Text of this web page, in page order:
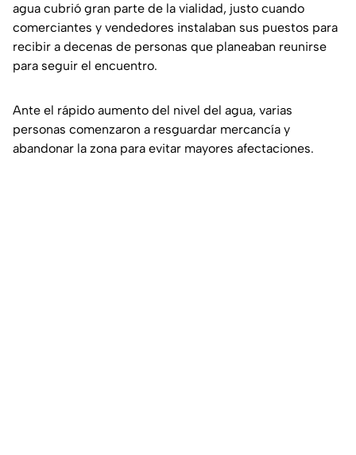
agua cubrió gran parte de la vialidad, justo cuando
comerciantes y vendedores instalaban sus puestos para
recibir a decenas de personas que planeaban reunirse
para seguir el encuentro.
Ante el rápido aumento del nivel del agua, varias
personas comenzaron a resguardar mercancía y
abandonar la zona para evitar mayores afectaciones.